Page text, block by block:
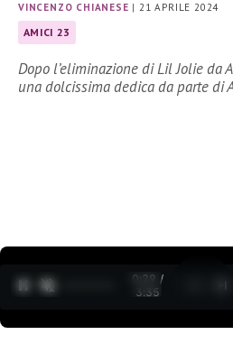
VINCENZO CHIANESE |21 APRILE 2024
AMICI 23
Dopo l’eliminazione di Lil Jolie da
una dolcissima dedica da parte di
0:30 /
3:35